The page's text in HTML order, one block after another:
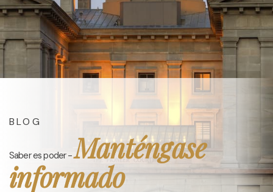
Saber es poder -Manténgase
informado
BLOG